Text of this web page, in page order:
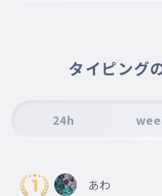
タイピング
24h
あわ